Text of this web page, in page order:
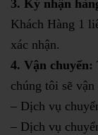
3. Ký nhận
Khách Hàng 1
xác nhận.
4. Vận chuyển:
chúng tôi sẽ
– Dịch vụ
– Dịch vụ